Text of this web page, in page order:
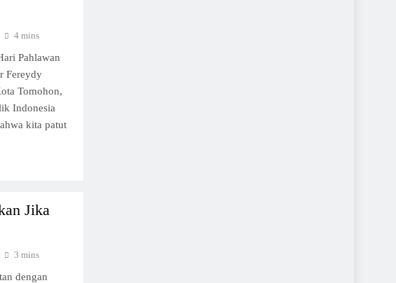
4 mins
Pahlawan
Fereydy
Tomohon,
Indonesia
kita patut
Jika
3 mins
dengan